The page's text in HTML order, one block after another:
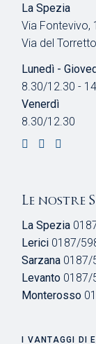
La Spezia
Via Fontevivo,
Via del
Lunedì -
8.30/12.30 -
Venerdì
8.30/12.30
Le nostre
La Spezia
Lerici 0187/
Sarzana 0187/
Levanto 0187/
Monterosso
I VANTAGGI DI